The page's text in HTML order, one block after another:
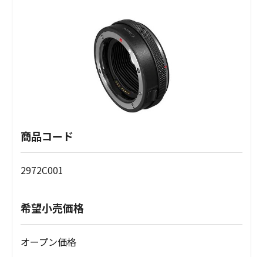
商品コード
2972C001
希望小売価格
オープン価格